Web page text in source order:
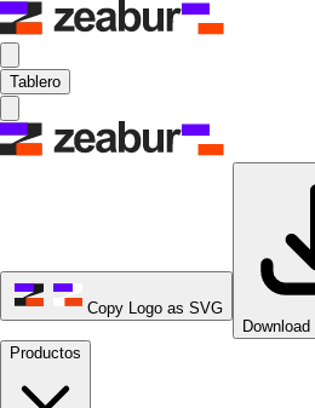
Tablero
Copy Logo as SVG
Productos